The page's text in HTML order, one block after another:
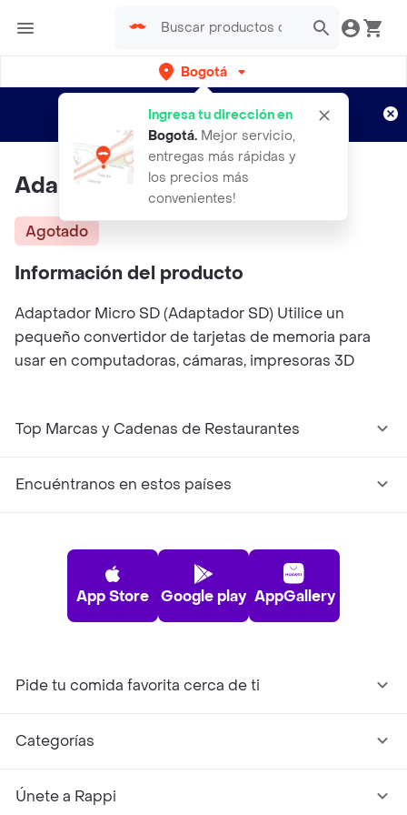
Bogotá
Ingresa tu dirección en
Bogotá. Mejor servicio,
entregas más rápidas y
los precios más
convenientes!
envíos gratis por semanas
Aplican TyC
Adaptador De Microsd A Sd
Agotado
Información del producto
Adaptador Micro SD (Adaptador SD) Utilice un
pequeño convertidor de tarjetas de memoria para
usar en computadoras, cámaras, impresoras 3D
Top Marcas y Cadenas de Restaurantes
Encuéntranos en estos países
App Store Google play AppGallery
Pide tu comida favorita cerca de ti
Categorías
Únete a Rappi